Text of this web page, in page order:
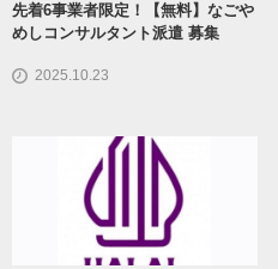
先着6事業者限定！【無料】なごや
めしコンサルタント派遣 募集
2025.10.23